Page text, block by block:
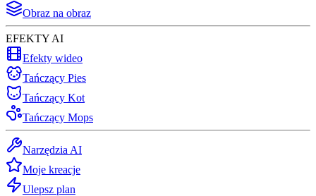
Obraz na obraz
EFEKTY AI
Efekty wideo
Tańczący Pies
Tańczący Kot
Tańczący Mops
Narzędzia AI
Moje kreacje
Ulepsz plan